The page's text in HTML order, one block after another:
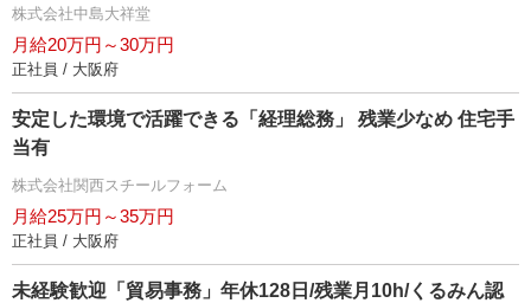
株式会社中島大祥堂
月給20万円～30万円
正社員 / 大阪府
安定した環境で活躍できる「経理総務」 残業少なめ 住宅手
当有
株式会社関西スチールフォーム
月給25万円～35万円
正社員 / 大阪府
未経験歓迎「貿易事務」年休128日/残業月10h/くるみん認